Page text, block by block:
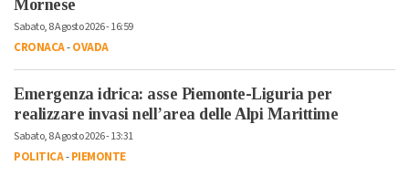
Mornese
Sabato, 8 Agosto 2026 - 16:59
CRONACA-OVADA
Emergenza idrica: asse Piemonte-Liguria per
realizzare invasi nell’area delle Alpi Marittime
Sabato, 8 Agosto 2026 - 13:31
POLITICA-PIEMONTE